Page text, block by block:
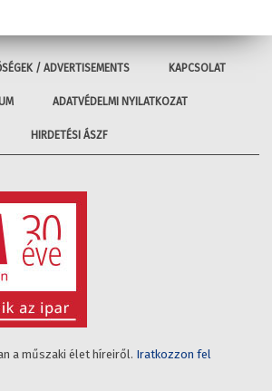
/ ADVERTISEMENTS KAPCSOLAT
ADATVÉDELMI NYILATKOZAT
HIRDETÉSI ÁSZF
a műszaki élet híreiről. Iratkozzon fel